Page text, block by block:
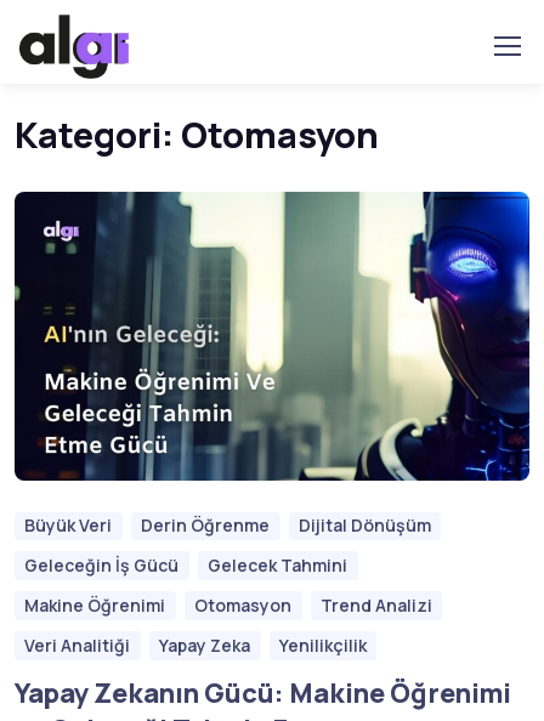
Kategori: Otomasyon
Büyük Veri Derin Öğrenme
Dijital Dönüşüm
Geleceğin İş Gücü
Gelecek Tahmini
Makine Öğrenimi
Otomasyon
Trend Analizi
Veri Analitiği
Yapay Zeka Yenilikçilik
Yapay Zekanın Gücü: Makine Öğrenimi